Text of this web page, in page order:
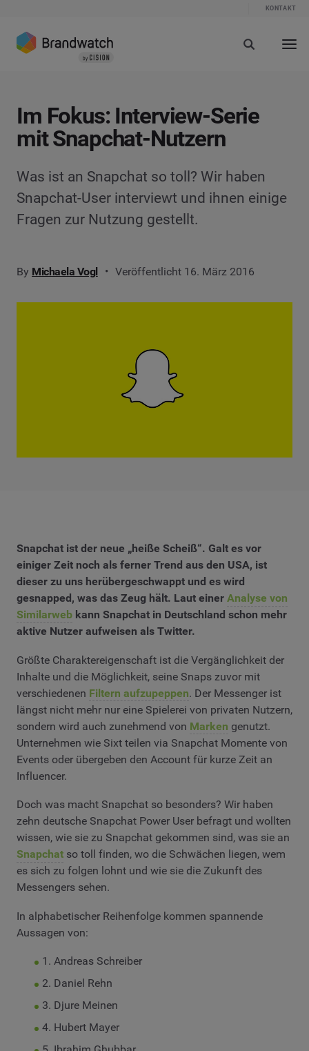
KONTAKT
Im Fokus: Interview-Serie
mit Snapchat-Nutzern
Was ist an Snapchat so toll? Wir haben
Snapchat-User interviewt und ihnen einige
Fragen zur Nutzung gestellt.
By Michaela Vogl Veröffentlicht 16. März 2016
Snapchat ist der neue „heiße Scheiß“. Galt es vor
einiger Zeit noch als ferner Trend aus den USA, ist
dieser zu uns herübergeschwappt und es wird
gesnapped, was das Zeug hält. Laut einer Analyse von
Similarweb kann Snapchat in Deutschland schon mehr
aktive Nutzer aufweisen als Twitter.
Größte Charaktereigenschaft ist die Vergänglichkeit der
Inhalte und die Möglichkeit, seine Snaps zuvor mit
verschiedenen Filtern aufzupeppen. Der Messenger ist
längst nicht mehr nur eine Spielerei von privaten Nutzern,
sondern wird auch zunehmend von Marken genutzt.
Unternehmen wie Sixt teilen via Snapchat Momente von
Events oder übergeben den Account für kurze Zeit an
Influencer.
Doch was macht Snapchat so besonders? Wir haben
zehn deutsche Snapchat Power User befragt und wollten
wissen, wie sie zu Snapchat gekommen sind, was sie an
Snapchat so toll finden, wo die Schwächen liegen, wem
es sich zu folgen lohnt und wie sie die Zukunft des
Messengers sehen.
In alphabetischer Reihenfolge kommen spannende
Aussagen von:
1. Andreas Schreiber
2. Daniel Rehn
3. Djure Meinen
4. Hubert Mayer